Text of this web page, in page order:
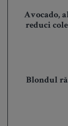
Avocado,
reduci
Blondul